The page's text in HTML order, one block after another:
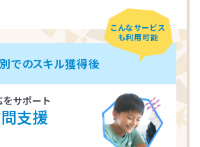
こんなサービス
も利用可能
でのスキル獲得後
サポート
支援
越谷市
志木市
町田市
品川区
横浜市緑区
川崎市高津区
枚方市
大阪市中央区